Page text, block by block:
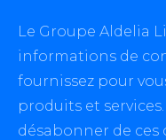
Le Groupe Aldelia
informations de
fournissez pour
produits et
désabonner de